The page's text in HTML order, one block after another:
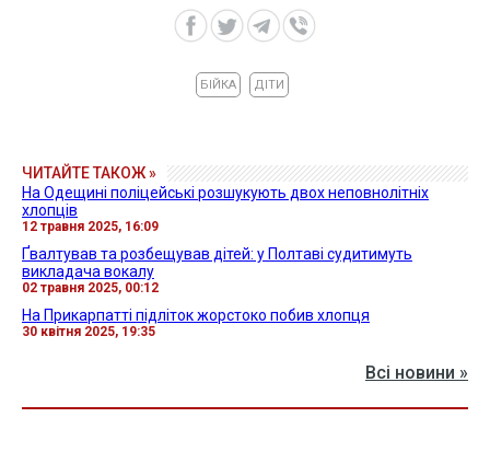
БІЙКА ДІТИ
ЧИТАЙТЕ ТАКОЖ »
На Одещині поліцейські розшукують двох неповнолітніх
хлопців
12 травня 2025, 16:09
Ґвалтував та розбещував дітей: у Полтаві судитимуть
викладача вокалу
02 травня 2025, 00:12
На Прикарпатті підліток жорстоко побив хлопця
30 квітня 2025, 19:35
Всі новини »